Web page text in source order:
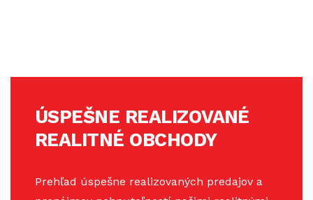
ÚSPEŠNE REALIZOVANÉ
REALITNÉ OBCHODY
Prehľad úspešne realizovaných predajov a